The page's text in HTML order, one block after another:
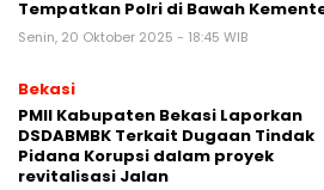
Tempatkan Polri di Bawah
Senin, 20 Oktober 2025 - 18:45 WIB
Bekasi
PMII Kabupaten Bekasi Laporkan
DSDABMBK Terkait Dugaan Tindak
Pidana Korupsi dalam proyek
revitalisasi Jalan